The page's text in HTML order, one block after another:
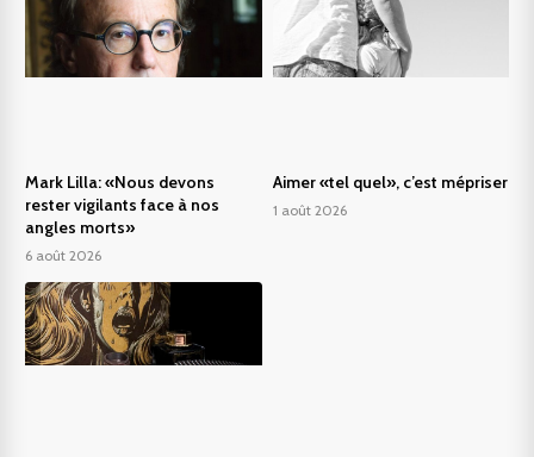
Mark Lilla: «Nous devons
rester vigilants face à nos
angles morts»
6 août 2026
Aimer «tel quel», c’est mépriser
1 août 2026